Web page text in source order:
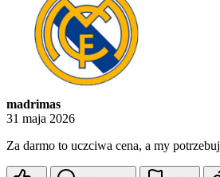
madrimas
31 maja 2026
Za darmo to uczciwa cena, a my